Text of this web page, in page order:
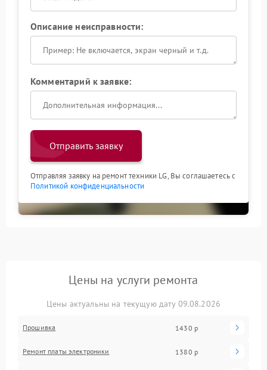
Описание неисправности:
Комментарий к заявке:
Отправить заявку
Отправляя заявку на ремонт техники LG, Вы соглашаетесь с
Политикой конфиденциальности
Цены на услуги ремонта
Цены актуальны на текущую дату 09.08.2026
Прошивка 1430 р
Ремонт платы электроники 1380 р